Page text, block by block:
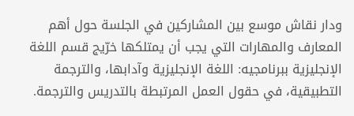
ودار نقاش موسع بين المشاركين في الجلسة حول أهم
المعارف والمهارات التي يجب أن يمتلكها خرّيج قسم اللغة
الإنجليزية ببرنامجيه: اللغة الإنجليزية وآدابها، والترجمة
التطبيقية، في حقول العمل المرتبطة بالتدريس والترجمة.